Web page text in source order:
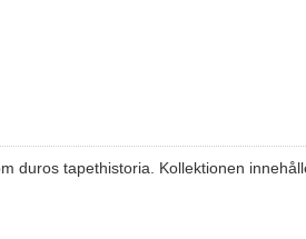
duros tapethistoria. Kollektionen